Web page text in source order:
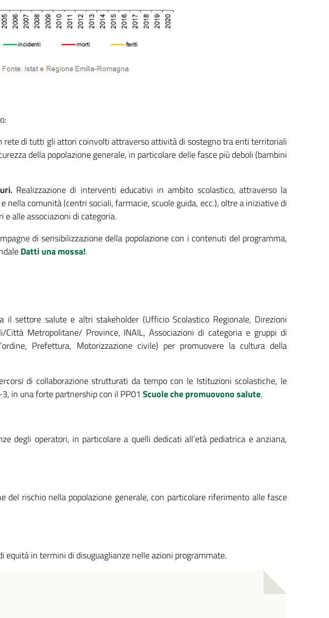
rete di tutti gli attori coinvolti attraverso attività di sostegno tra enti territoriali
della popolazione generale, in particolare delle fasce più deboli (bambini
Realizzazione di interventi educativi in ambito scolastico, attraverso la
e nella comunità (centri sociali, farmacie, scuole guida, ecc.), oltre a iniziative di
alle associazioni di categoria.
di sensibilizzazione della popolazione con i contenuti del programma,
Datti una mossa!.
il settore salute e altri stakeholder (Ufficio Scolastico Regionale, Direzioni
Città Metropolitane/ Province, INAIL, Associazioni di categoria e gruppi di
Prefettura, Motorizzazione civile) per promuovere la cultura della
di collaborazione strutturati da tempo con le Istituzioni scolastiche, le
in una forte partnership con il PP01 Scuole che promuovono salute.
degli operatori, in particolare a quelli dedicati all’età pediatrica e anziana,
del rischio nella popolazione generale, con particolare riferimento alle fasce
in termini di disuguaglianze nelle azioni programmate.